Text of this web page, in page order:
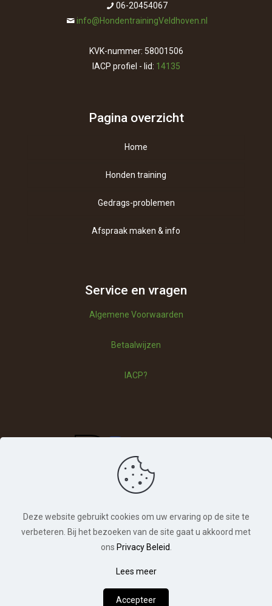
06-20454067
info@HondentrainingVeldhoven.nl
KVK-nummer: 58001506
IACP profiel - lid: 14135
Pagina overzicht
Home
Honden training
Gedrags-problemen
Afspraak maken & info
Over ons
Vragen
Betaalwijzen
Service en vragen
Algemene Voorwaarden
Betaalwijzen
IACP?
© Hondentraining Veldhoven. Alle rechten
Deze website gebruikt cookies om uw ervaring op de site te
verbeteren. Bij het bezoeken van de site gaat u akkoord met
ons Privacy Beleid
Lees meer
Accepteer
Hoe kan ik je helpen?